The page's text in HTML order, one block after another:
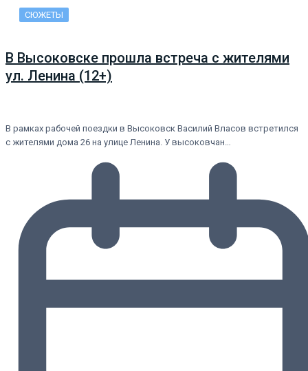
СЮЖЕТЫ
В Высоковске прошла встреча с жителями
ул. Ленина (12+)
В рамках рабочей поездки в Высоковск Василий Власов встретился
с жителями дома 26 на улице Ленина. У высоковчан…